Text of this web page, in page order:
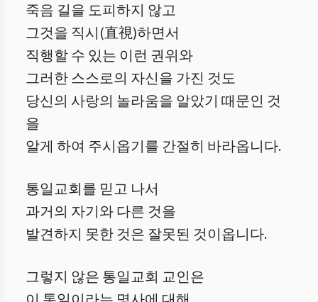
죽음 길을 도피하지 않고
그것을 직시(直視)하면서
직행할 수 있는 이런 권위와
그러한 스스로의 자신을 가진 것도
당신의 사랑의 놀라움을 알았기 때문인 것
을
알게 하여 주시옵기를 간절히 바라옵니다.
통일교회를 믿고 나서
과거의 자기와 다른 것을
발견하지 못한 것은 잘못된 것이옵니다.
그렇지 않은 통일교회 교인은